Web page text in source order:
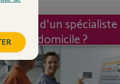
d'un spécialiste
à mon domicile ?